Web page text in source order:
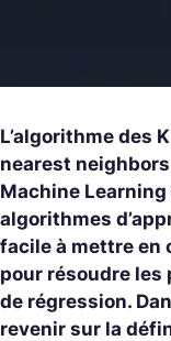
L’algorithme des
nearest
Machine
algorithmes
facile à mettre
pour résoudre
de régression.
revenir sur la